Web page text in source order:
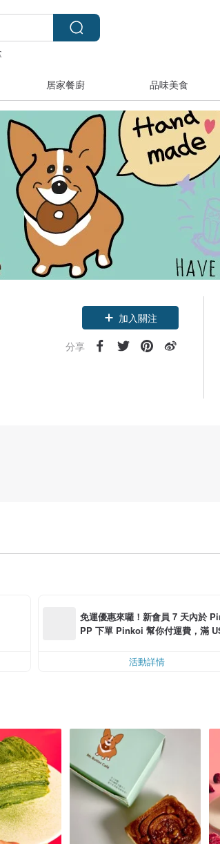
居家餐廚 品味美食
加入關注
分享
免運優惠來囉！新會員 7 天內於
PP 下單 Pinkoi 幫你付運費，滿
活動詳情